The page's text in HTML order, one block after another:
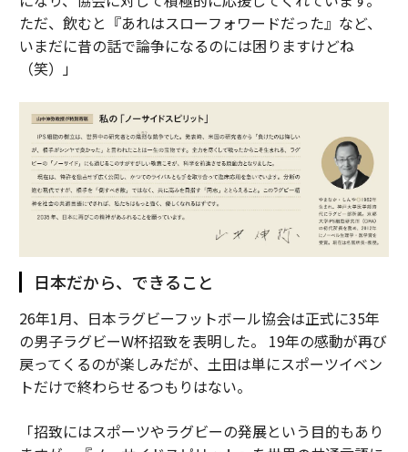
ただ、飲むと『あれはスローフォワードだった』など、
いまだに昔の話で論争になるのには困りますけどね
（笑）」
日本だから、できること
26年1月、日本ラグビーフットボール協会は正式に35年
の男子ラグビーW杯招致を表明した。 19年の感動が再び
戻ってくるのが楽しみだが、土田は単にスポーツイベン
トだけで終わらせるつもりはない。
「招致にはスポーツやラグビーの発展という目的もあり